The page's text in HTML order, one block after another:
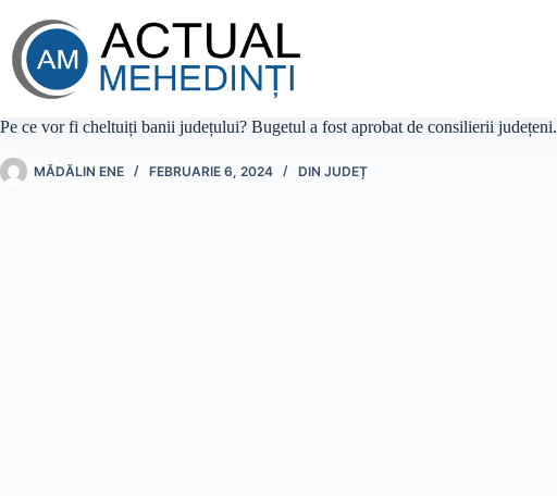
conținut
Pe ce vor fi cheltuiți banii județului? Bugetul a fost aprobat de consilierii județeni.
MĂDĂLIN ENE FEBRUARIE 6, 2024 DIN JUDEȚ